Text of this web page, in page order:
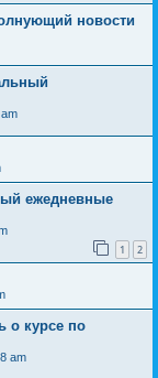
новости
ежедневные
1 2
о курсе по
am